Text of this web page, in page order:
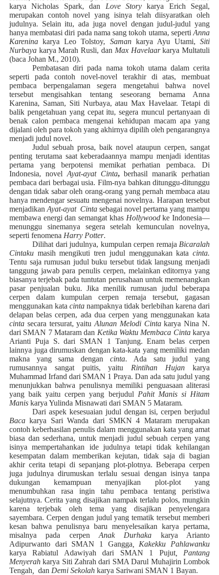
karya Nicholas Spark, dan Love Storykarya Erich Segal,
merupakan contoh novel yang isinya telah diisyaratkan oleh
judulnya. Selain itu, ada juga novel dengan judul-judul yang
hanya membatasi diri pada nama sang tokoh utama, sepertiAnna
Kareninakarya Leo Tolstoy, Samankarya Ayu Utami,Siti
Nurbayakarya Marah Rusli, dan Max Havelaarkarya Multatuli
(baca Johan M., 2010).
Pembatasan diri pada nama tokoh utama dalam cerita
seperti pada contoh novel-novel terakhir di atas, membuat
pembaca berpengalaman segera mengetahui bahwa novel
tersebut mengisahkan tentang seseorang bernama Anna
Karenina, Saman, Siti Nurbaya, atau Max Havelaar. Tetapi di
balik pengetahuan yang cepat itu, segera muncul pertanyaan di
benak calon pembaca mengenai kehidupan macam apa yang
dijalani oleh para tokoh yang akhirnya dipilih oleh pengarangnya
menjadi judul novel.
Judul sebuahprosa, baik novel ataupun cerpen,sangat
penting terutama saat keberadaannya mampu menjadi identitas
pertama yangberpotensi memikat perhatian pembaca. Di
Indonesia, novel Ayat-ayat Cinta,berhasil manarik perhatian
pembaca dari berbagai usia. Film-nya bahkan ditunggu-ditunggu
dengan tidak sabar oleh orang-orang yang pernah membaca atau
hanya mendengar sesuatu mengenai novelnya. Harapan tersebut
menjadikan Ayat-ayat Cintasebagai novel pertama yang mampu
membawa energi dan semangat khas HollywoodkeIndonesia—
menunggu sinemanya segera setelah kemunculan novelnya,
seperti fenomena Harry Potter.
Dilihat dari judulnya, kumpulan cerpen remaja Bicaralah
Cintaku masih mengikuti tren judul menggunakan katacinta.
Tentu saja rumusan judul buku tersebut tidak langsung menjadi
tanggung jawab para penulis cerpen, melainkan editornya yang
biasanya terjebak pada tuntutan perusahaan untuk memenangkan
pasar penjualan buku. Jika menilik rumusan judul beberapa
cerpen dalam kumpulan cerpen remaja tersebut, gagasan
menggunakan kata cinta nampaknya tidak berlebihan karena dari
delapan belas cerpen, ada dua cerpen yang menggunakan kata
cinta secara tersurat, yaituAlunan Melodi Cintakarya Nina N.
dari SMAN 7 Mataram dan Ketika Waktu Membaca Cintakarya
Arianti Puja S. dari SMAN 1 Tanjung. Enam belas cerpen
lainnya juga dirumuskan dengan kata-kata yang memiliki medan
makna yang sama dengan cinta. Ada satu judul yang
rumusannya sangat puitis, yaitu Rintihan Hujankarya
Muhammad Irfand dari SMAN 1 Praya. Dan ada satu judul yang
menunjukkan bahwa penulisnya memiliki penguasaan aliterasi
yang baik yaitu cerpen yang berjudul Pahit Manis si Hitam
Manis karya Yulinda Misnawati dari SMAN 5 Mataram.
Dari aspek kesesuaian judul dengan isi, cerpen berjudul
Bacakarya Sari Wanda dari SMKN 4 Mataram merupakan
contoh keberhasilan penulis dalam menggunakan kata yang amat
biasa dan sederhana, untuk menjadi judul sebuah cerpen yang
isinya mempertahankan ide judulnya tetapi tidak kehilangan
kesempatan dalam memberikan kejutan, tidak saja di bagian
akhir cerita tetapi di sepanjang plot-plotnya. Beberapa cerpen
juga judulnya dirumuskan terlalu sesuai dengan isinya tanpa
dukungan kemampuan menyajikan plot-plot yang
menumbuhkan rasa ingin tahu pembaca tentang peristiwa
selajutnya. Cerita yang disajikan nampak terlalu polos, mungkin
karena terjebak oleh tema yang disajikan penyelengara
sayembara. Cerpen dengan judul yang tematik tersebut memberi
kesan bahwa penulisnya baru menyelesaikan karya pertama,
misalnya pada cerpen Anak Durhaka karya Arianto
Adipurwanto dari SMAN 1 Gangga , Kakekku Pahlawanku
karya
Rabiatul Adawiyah dari SMAN 1 Pujut, Pantang
Menyerahkarya Siti Zahrah dari SMA Darul Muhajirin Lombok
Tengah
dan Demi Sekolah karya Sariwani SMAN 1 Bayan.